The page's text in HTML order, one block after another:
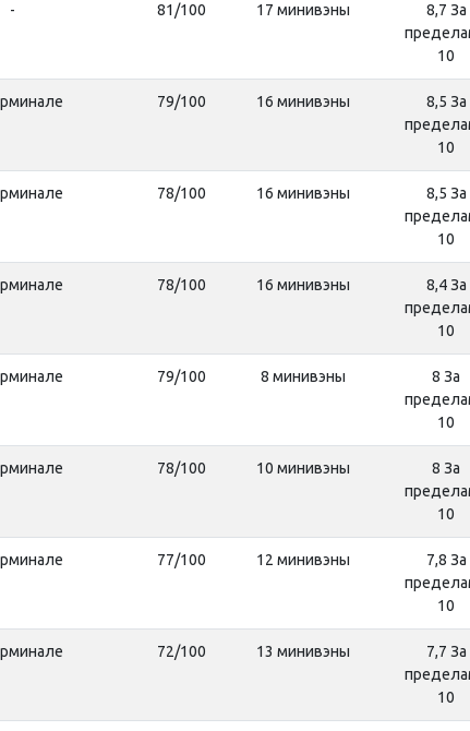
- 81/100 17 минивэны
8,7 За
10
79/100 16 минивэны
8,5 За
10
78/100 16 минивэны
8,5 За
10
78/100 16 минивэны
8,4 За
10
79/100 8 минивэны
8 За
10
78/100 10 минивэны
8 За
10
77/100 12 минивэны
7,8 За
10
72/100 13 минивэны
7,7 За
10